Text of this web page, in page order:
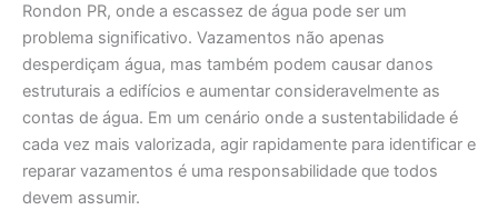
Rondon PR, onde a escassez de água pode ser um
problema significativo. Vazamentos não apenas
desperdiçam água, mas também podem causar danos
estruturais a edifícios e aumentar consideravelmente as
contas de água. Em um cenário onde a sustentabilidade é
cada vez mais valorizada, agir rapidamente para identificar e
reparar vazamentos é uma responsabilidade que todos
devem assumir.